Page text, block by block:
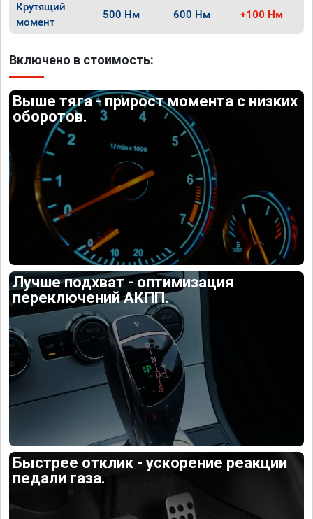
Крутящий
момент
500 Нм 600 Нм +100 Нм
Включено в стоимость:
Выше тяга - прирост момента с низких
оборотов.
Лучше подхват - оптимизация
переключений АКПП.
Быстрее отклик - ускорение реакции
педали газа.